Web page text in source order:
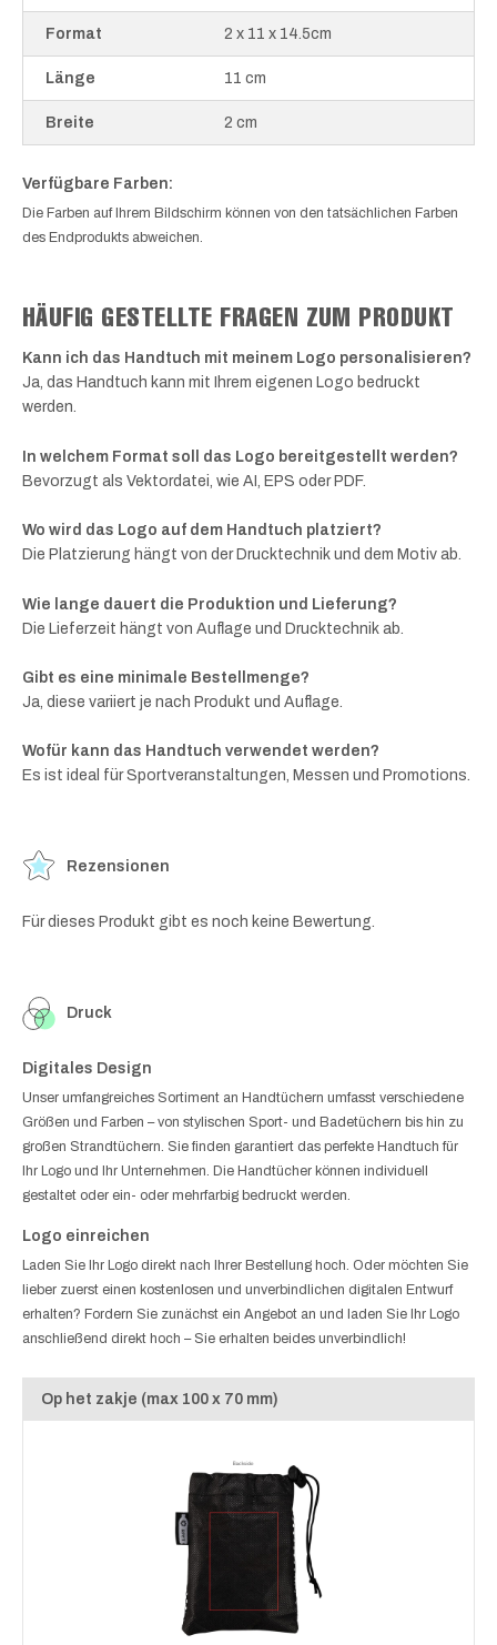
Format 2 x 11 x 14.5cm
Länge 11 cm
Breite 2 cm
Verfügbare Farben:
Die Farben auf Ihrem Bildschirm können von den tatsächlichen Farben
des Endprodukts abweichen.
HÄUFIG GESTELLTE FRAGEN ZUM PRODUKT
Kann ich das Handtuch mit meinem Logo personalisieren?
Ja, das Handtuch kann mit Ihrem eigenen Logo bedruckt
werden.
In welchem Format soll das Logo bereitgestellt werden?
Bevorzugt als Vektordatei, wie AI, EPS oder PDF.
Wo wird das Logo auf dem Handtuch platziert?
Die Platzierung hängt von der Drucktechnik und dem Motiv ab.
Wie lange dauert die Produktion und Lieferung?
Die Lieferzeit hängt von Auflage und Drucktechnik ab.
Gibt es eine minimale Bestellmenge?
Ja, diese variiert je nach Produkt und Auflage.
Wofür kann das Handtuch verwendet werden?
Es ist ideal für Sportveranstaltungen, Messen und Promotions.
Rezensionen
Für dieses Produkt gibt es noch keine Bewertung.
Druck
Digitales Design
Unser umfangreiches Sortiment an Handtüchern umfasst verschiedene
Größen und Farben – von stylischen Sport- und Badetüchern bis hin zu
großen Strandtüchern. Sie finden garantiert das perfekte Handtuch für
Ihr Logo und Ihr Unternehmen. Die Handtücher können individuell
gestaltet oder ein- oder mehrfarbig bedruckt werden.
Logo einreichen
Laden Sie Ihr Logo direkt nach Ihrer Bestellung hoch. Oder möchten Sie
lieber zuerst einen kostenlosen und unverbindlichen digitalen Entwurf
erhalten? Fordern Sie zunächst ein Angebot an und laden Sie Ihr Logo
anschließend direkt hoch – Sie erhalten beides unverbindlich!
Op het zakje (max 100 x 70 mm)